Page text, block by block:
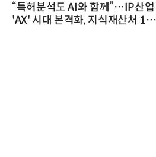
“특허분석도 AI와 함께”…IP산업
'AX' 시대 본격화, 지식재산처 1호